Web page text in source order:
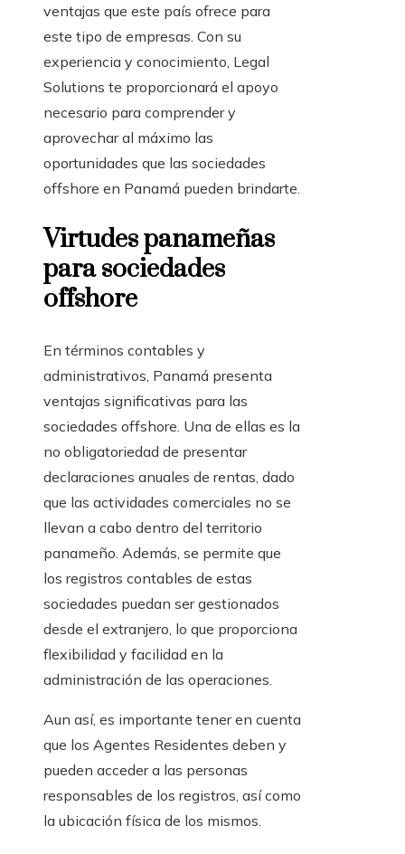
ventajas que este país ofrece para
este tipo de empresas. Con su
experiencia y conocimiento, Legal
Solutions te proporcionará el apoyo
necesario para comprender y
aprovechar al máximo las
oportunidades que las sociedades
offshore en Panamá pueden brindarte.
Virtudes panameñas
para sociedades
offshore
En términos contables y
administrativos, Panamá presenta
ventajas significativas para las
sociedades offshore. Una de ellas es la
no obligatoriedad de presentar
declaraciones anuales de rentas, dado
que las actividades comerciales no se
llevan a cabo dentro del territorio
panameño. Además, se permite que
los registros contables de estas
sociedades puedan ser gestionados
desde el extranjero, lo que proporciona
flexibilidad y facilidad en la
administración de las operaciones.
Aun así, es importante tener en cuenta
que los Agentes Residentes deben y
pueden acceder a las personas
responsables de los registros, así como
la ubicación física de los mismos.